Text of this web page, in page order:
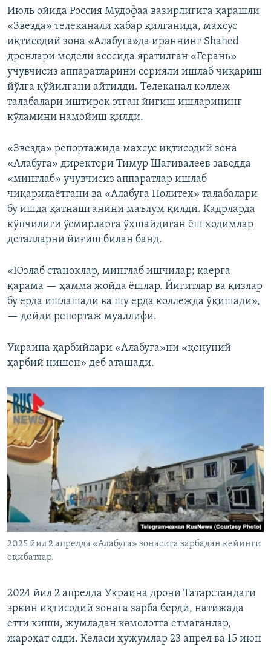
Июль ойида Россия Мудофаа вазирлигига қарашли
«Звезда» телеканали хабар қилганида, махсус
иқтисодий зона «Алабуга»да ираннинг Shahed
дронлари модели асосида яратилган «Герань»
учувчисиз аппаратларини серияли ишлаб чиқариш
йўлга қўйилгани айтилди. Телеканал коллеж
талабалари иштирок этган йиғиш ишларининг
кўламини намойиш қилди.
«Звезда» репортажида махсус иқтисодий зона
«Алабуга» директори Тимур Шагивалеев заводда
«минглаб» учувчисиз аппаратлар ишлаб
чиқарилаётгани ва «Алабуга Политех» талабалари
бу ишда қатнашганини маълум қилди. Кадрларда
кўпчилиги ўсмирларга ўхшайдиган ёш ходимлар
деталларни йиғиш билан банд.
«Юзлаб станоклар, минглаб ишчилар; қаерга
қарама — ҳамма жойда ёшлар. Йигитлар ва қизлар
бу ерда ишлашади ва шу ерда коллежда ўқишади»,
— дейди репортаж муаллифи.
Украина ҳарбийлари «Алабуга»ни «қонуний
ҳарбий нишон» деб аташади.
2025 йил 2 апрелда «Алабуга» зонасига зарбадан кейинги
оқибатлар.
2024 йил 2 апрелда Украина дрони Татарстандаги
эркин иқтисодий зонага зарба берди, натижада
етти киши, жумладан кәмолотга етмаганлар,
жароҳат олди. Келаси ҳужумлар 23 апрел ва 15 июн